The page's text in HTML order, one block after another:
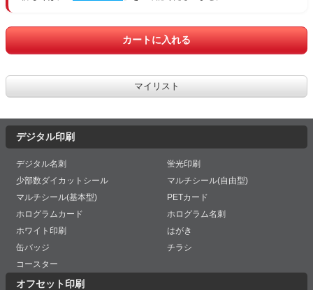
デジタル印刷
デジタル名刺
蛍光印刷
少部数ダイカットシール
マルチシール(自由型)
マルチシール(基本型)
PETカード
ホログラムカード
ホログラム名刺
ホワイト印刷
はがき
缶バッジ
チラシ
コースター
オフセット印刷